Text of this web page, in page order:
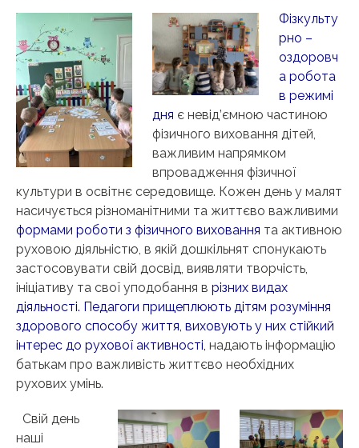
Фізкульту
рно –
оздоровч
а робота
в режимі
дня є невід’ємною частиною
фізичного виховання дітей,
важливим напрямком
впровадження фізичної
культури в освітнє середовище. Кожен день у малят
насичується різноманітними та життєво важливими
формами роботи з фізичного виховання та активною
руховою діяльністю, в якій дошкільнят спонукають
застосовувати свій досвід, виявляти творчість,
ініціативу та свої уподобання в різних видах
діяльності. Педагоги прищеплюють дітям розуміння
здорового способу життя виховують у них стійкий
інтерес до рухової активності надають інформацію
батькам про важливість життєво необхідних
рухових умінь.
Свій день
наші